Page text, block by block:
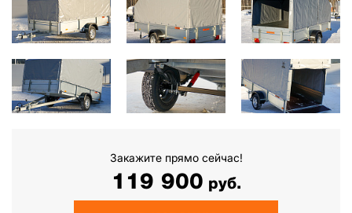
Закажите прямо сейчас!
119 900 руб.